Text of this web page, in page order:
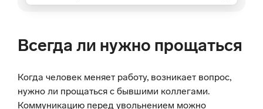
Всегда ли нужно прощаться
Когда человек меняет работу, возникает вопрос,
нужно ли прощаться с бывшими коллегами.
Коммуникацию перед увольнением можно